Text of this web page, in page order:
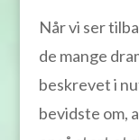
Når vi ser
de mange
beskrevet i
bevidste om,